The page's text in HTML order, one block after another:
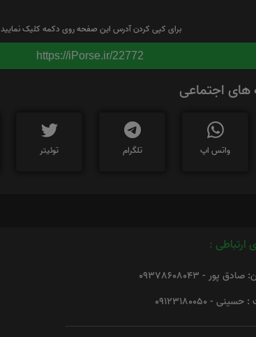
برای کپی کردن آدرس این صفحه روی دکمه کلیک نمایید
https://iPorse.ir/22772
های اجتماعی
واتس اپ تلگرام توئیتر
ارتباطی :
پور - 09378608043
- 09123180050